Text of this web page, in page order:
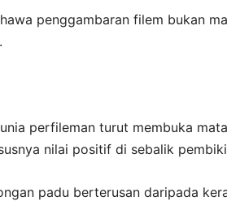
penggambaran filem bukan
perfileman turut membuka
nilai positif di sebalik
padu berterusan daripada